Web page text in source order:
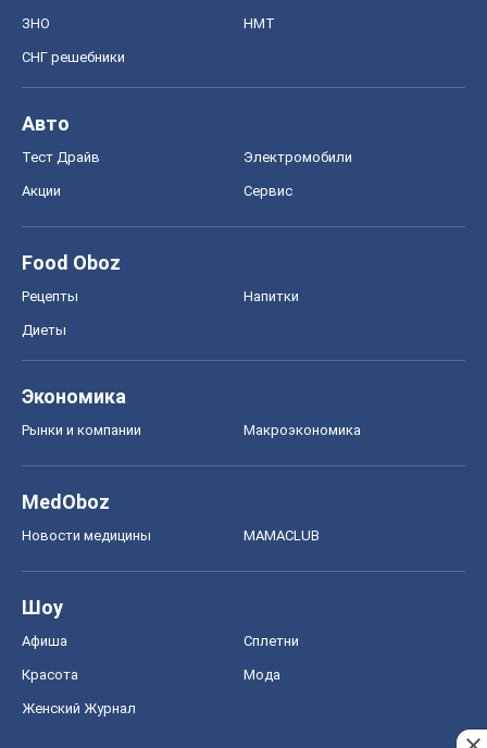
ЗНО НМТ
СНГ решебники
Авто
Тест Драйв Электромобили
Акции Сервис
Food Oboz
Рецепты Напитки
Диеты
Экономика
Рынки и компании Mакроэкономика
MedOboz
Новости медицины MAMACLUB
Шоу
Афиша Сплетни
Красота Мода
Женский Журнал